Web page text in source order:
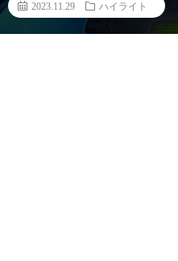
2023.11.29 ハイライト